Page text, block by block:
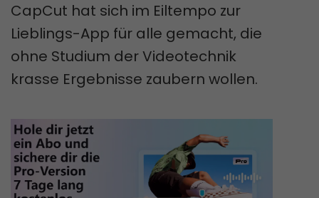
CapCut hat sich im Eiltempo zur
Lieblings-App für alle gemacht, die
ohne Studium der Videotechnik
krasse Ergebnisse zaubern wollen.